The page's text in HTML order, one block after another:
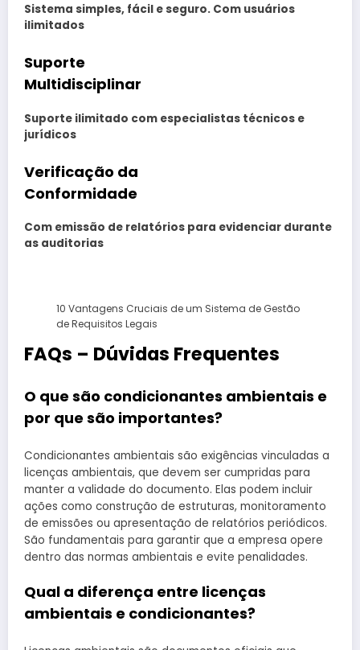
Sistema simples, fácil e seguro. Com usuários
ilimitados
Suporte
Multidisciplinar
Suporte ilimitado com especialistas técnicos e
jurídicos
Verificação da
Conformidade
Com emissão de relatórios para evidenciar durante
as auditorias
10 Vantagens Cruciais de um Sistema de Gestão
de Requisitos Legais
FAQs – Dúvidas Frequentes
O que são condicionantes ambientais e
por que são importantes?
Condicionantes ambientais são exigências vinculadas a
licenças ambientais, que devem ser cumpridas para
manter a validade do documento. Elas podem incluir
ações como construção de estruturas, monitoramento
de emissões ou apresentação de relatórios periódicos.
São fundamentais para garantir que a empresa opere
dentro das normas ambientais e evite penalidades.
Qual a diferença entre licenças
ambientais e condicionantes?